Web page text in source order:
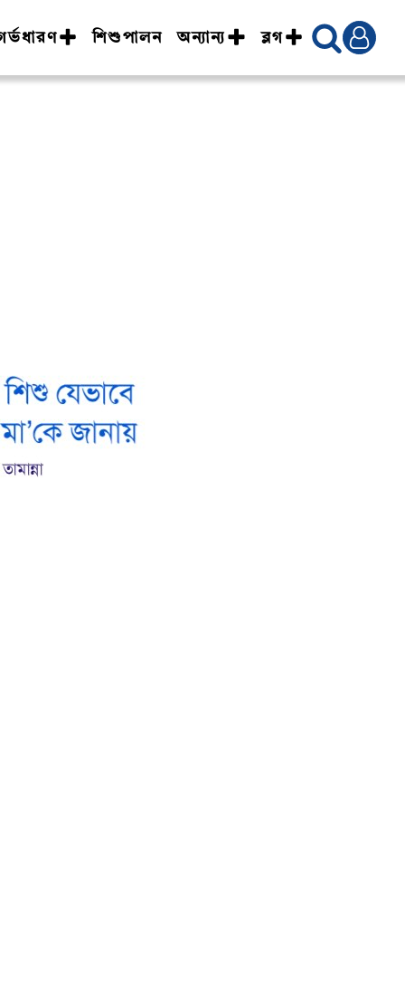
শিশুপালন অন্যান্য ব্লগ